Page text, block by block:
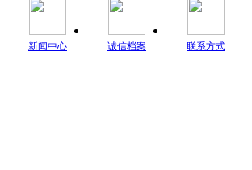
新闻中心 诚信档案 联系方式